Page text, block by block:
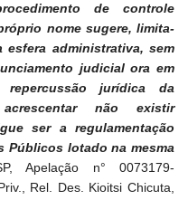
de controle
nome sugere, limita-
administrativa, sem
judicial ora em
jurídica da
não existir
ser a regulamentação
Públicos lotado na mesma
Apelação n° 0073179-
Rel. Des. Kioitsi Chicuta,